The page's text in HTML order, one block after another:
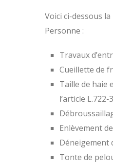
Voici ci-dessous
Personne :
Travaux
Cueillette de
Taille de haie
l’article
Enlèvement
Déneigement
Tonte de